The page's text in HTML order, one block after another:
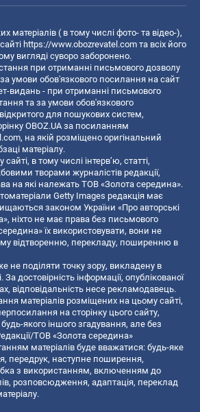
матеріалів ( в тому числі фото- та відео-),
https://www.obozrevatel.com та всіх його
вигляді суворо заборонено.
при отриманні письмового дозволу
умови обов'язкового посилання на сайт
видань - при отриманні письмового
та за умови обов'язкового
для пошукових систем,
OBOZ.UA за посиланням
, на якій розміщено оригінальний
матеріалу.
в тому числі інтерв’ю, статті,
творами журналістів редакції,
на які належать ТОВ «Золота середина».
Getty Images редакція має
законом України «Про авторські
ніхто не має права без письмового
їх використовувати, вони не
відтворенню, перекладу, поширенню в
не поділяти точку зору, викладену в
достовірність інформації, опублікованої
відповідальність несе рекламодавець.
матеріалів розміщених на цьому сайті,
на сторінку цього сайту,
якого іншого згадування, але без
ТОВ «Золота середина»
матеріалів буде вважатися: будь-яке
передрук, наступне поширення,
з використанням, включенням до
розповсюдження, адаптація, переклад